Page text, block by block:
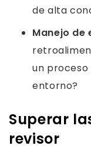
de alta
Manejo
un
entorno?
Superar
revisor